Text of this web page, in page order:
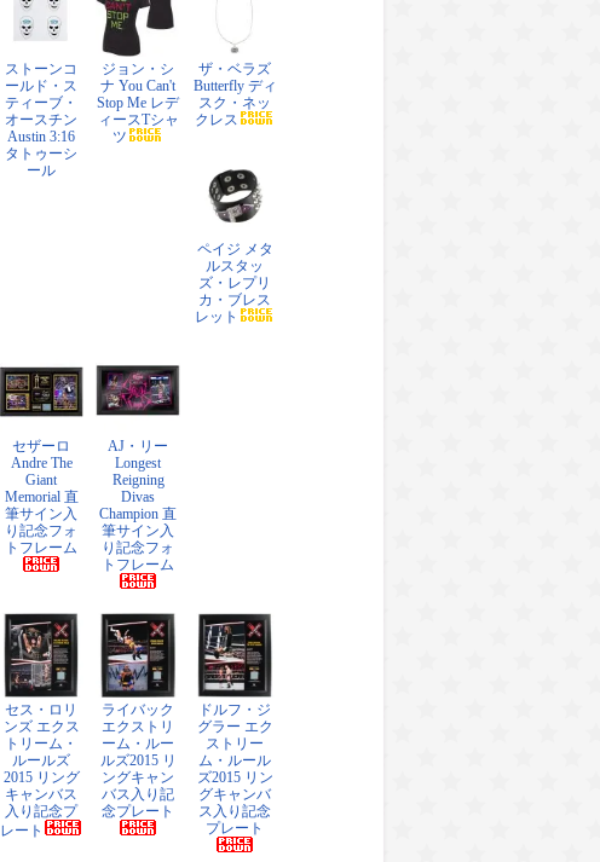
ストーンコ
ールド・ス
ティーブ・
オースチン
Austin 3:16
タトゥーシ
ール
ジョン・シ
ナ You Can't
Stop Me レデ
ィースTシャ
ツ
ザ・ベラズ
Butterfly ディ
スク・ネッ
クレス
ペイジ メタ
ルスタッ
ズ・レプリ
カ・ブレス
レット
セザーロ
Andre The
Giant
Memorial 直
筆サイン入
り記念フォ
トフレーム
AJ・リー
Longest
Reigning
Divas
Champion 直
筆サイン入
り記念フォ
トフレーム
セス・ロリ
ンズ エクス
トリーム・
ルールズ
2015 リング
キャンバス
入り記念プ
レート
ライバック
エクストリ
ーム・ルー
ルズ2015 リ
ングキャン
バス入り記
念プレート
ドルフ・ジ
グラー エク
ストリー
ム・ルール
ズ2015 リン
グキャンバ
ス入り記念
プレート